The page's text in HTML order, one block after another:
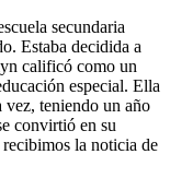
secundaria
Estaba decidida a
calificó como un
especial. Ella
teniendo un año
convirtió en su
recibimos la noticia de